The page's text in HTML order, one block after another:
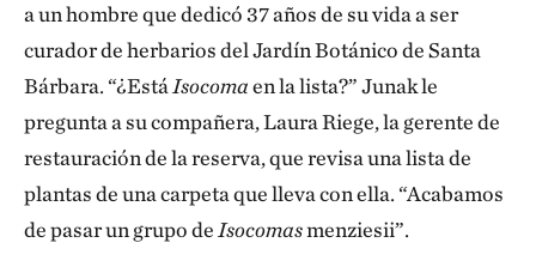
a un hombre que dedicó 37 años de su vida a ser
curador de herbarios del Jardín Botánico de Santa
Bárbara. “¿Está Isocomaen la lista?” Junak le
pregunta a su compañera, Laura Riege, la gerente de
restauración de la reserva, que revisa una lista de
plantas de una carpeta que lleva con ella. “Acabamos
de pasar un grupo de Isocomasmenziesii”.